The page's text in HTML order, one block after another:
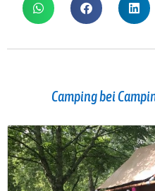
Camping bei